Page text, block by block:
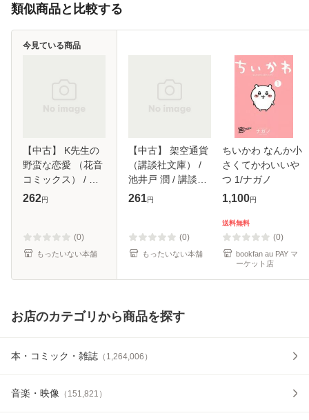
類似商品と比較する
【中古】 K先生の
野蛮な恋愛 （花音
コミックス） / 夏
水りつ / 芳文社 [コ
262円
(0)
もったいない本舗
今見ている商品
【中古】 架空通貨
（講談社文庫） /
池井戸 潤 / 講談社
[文庫]【メール便送
261円
(0)
もったいない本舗
ちいかわ なんか小
さくてかわいいや
つ 1/ナガノ
1,100円
送料無料
(0)
bookfan au PAY マ
ーケット店
お店のカテゴリから商品を探す
本・コミック・雑誌 （ 1,264,006 ）
音楽・映像 （ 151,821 ）